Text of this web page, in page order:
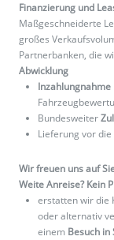
Finanzierung und
Maßgeschneiderte
großes
Partnerbanken, die
Abwicklung
Inzahlungnahme
Bundesweiter
Lieferung vor
Wir freuen uns auf
Weite Anreise? Kein
erstatten wir die
oder alternativ
einem Besuch in